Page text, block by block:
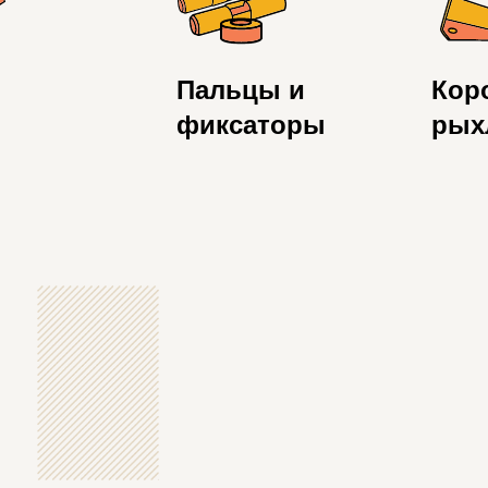
Пальцы и
фиксаторы